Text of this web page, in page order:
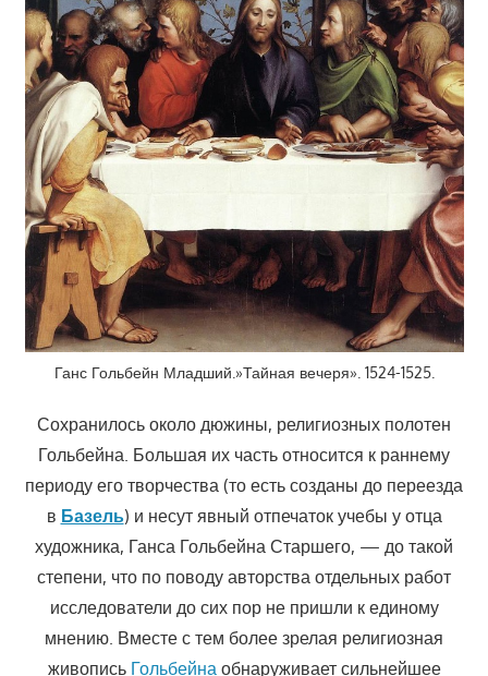
Ганс Гольбейн Младший.»Тайная вечеря». 1524-1525.
Сохранилось около дюжины, религиозных полотен
Гольбейна. Большая их часть относится к раннему
периоду его творчества (то есть созданы до переезда
в Базель) и несут явный отпечаток учебы у отца
художника, Ганса Гольбейна Старшего, — до такой
степени, что по поводу авторства отдельных работ
исследователи до сих пор не пришли к единому
мнению. Вместе с тем более зрелая религиозная
живопись Гольбейна обнаруживает сильнейшее